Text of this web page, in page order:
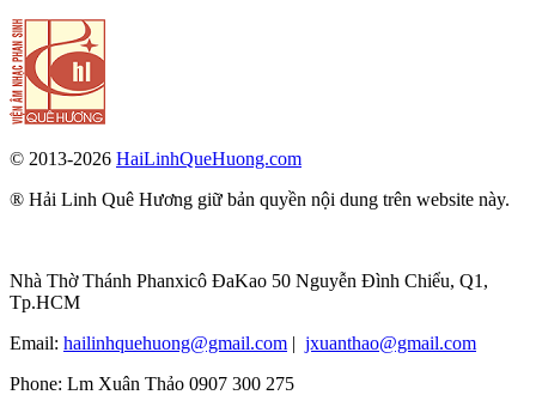
© 2013-2026 HaiLinhQueHuong.com
® Hải Linh Quê Hương giữ bản quyền nội dung trên website này.
Nhà Thờ Thánh Phanxicô ĐaKao 50 Nguyễn Đình Chiểu, Q1,
Tp.HCM
Email: hailinhquehuong@gmail.com | jxuanthao@gmail.com
Phone: Lm Xuân Thảo 0907 300 275